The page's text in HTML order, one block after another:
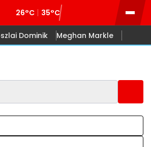
26°C 35°C
Dominik Meghan Markle